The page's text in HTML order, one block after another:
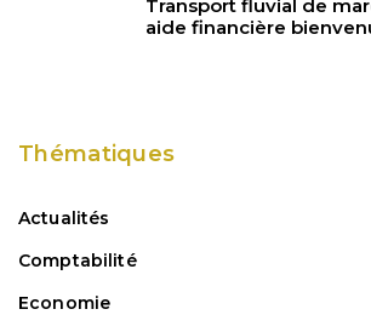
Transport fluvial de
aide financière
Thématiques
Actualités
Comptabilité
Economie